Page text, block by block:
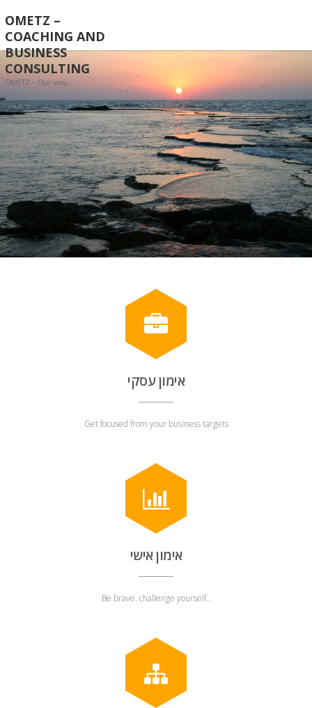
OMETZ –
COACHING AND
BUSINESS
CONSULTING
OMETZ – Our way…
אימון עסקי
Get focused from your business targets
אימון אישי
Be brave. challenge yourself..